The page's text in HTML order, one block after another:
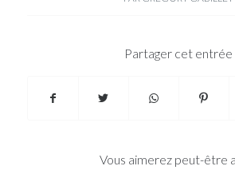
Partager cet entrée
Vous aimerez peut-être